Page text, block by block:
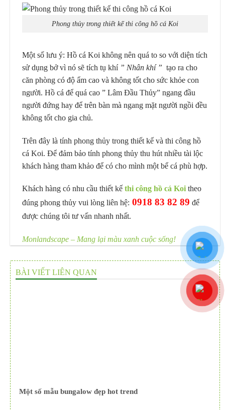
Phong thủy trong thiết kế thi công hồ cá Koi
Một số lưu ý: Hồ cá Koi không nên quá to so với diện tích
sử dụng bở vì nó sẽ tích tụ khí” Nhân khí ” tạo ra cho
căn phòng có độ ẩm cao và không tốt cho sức khỏe con
người. Hồ cá để quá cao ” Lâm Đầu Thủy” ngang đầu
người đứng hay để trên bàn mà ngang mặt người ngồi đều
không tốt cho gia chủ.
Trên đây là tính phong thủy trong thiết kế và thi công hồ
cá Koi. Để đảm bảo tính phong thủy thu hút nhiều tài lộc
khách hàng tham khảo để có cho mình một bể cá phù hợp.
Khách hàng có nhu cầu thiết kế thi công hồ cá Koi theo
đúng phong thủy vui lòng liên hệ: 0918 83 82 89 để
được chúng tôi tư vấn nhanh nhất.
Monlandscape – Mang lại màu xanh cuộc sống!
BÀI VIẾT LIÊN QUAN
Một số mẫu bungalow đẹp hot trend